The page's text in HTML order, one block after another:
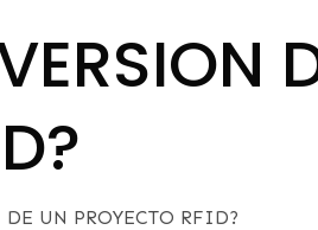
UN PROYECTO RFID?